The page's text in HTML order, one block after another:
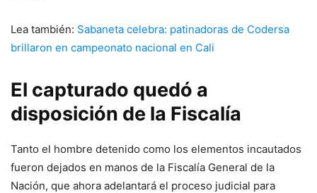
Lea también: Sabaneta celebra: patinadoras de Codersa
brillaron en campeonato nacional en Cali
El capturado quedó a
disposición de la Fiscalía
Tanto el hombre detenido como los elementos incautados
fueron dejados en manos de la Fiscalía General de la
Nación, que ahora adelantará el proceso judicial para